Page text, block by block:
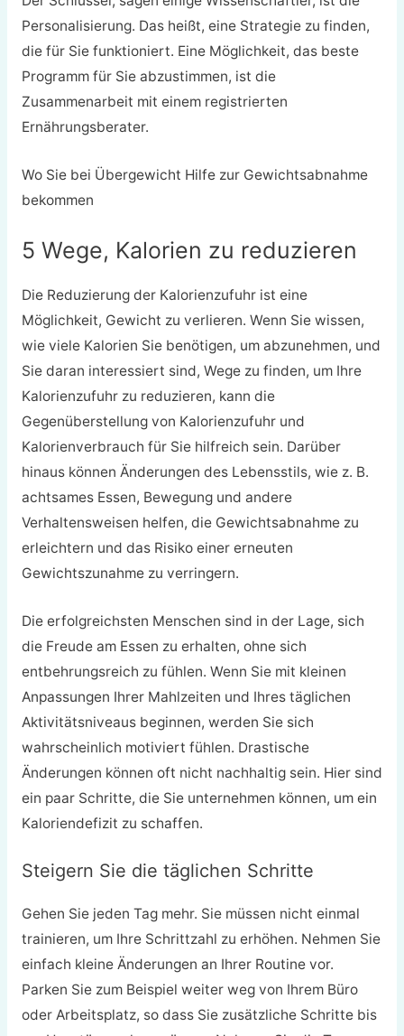
Personalisierung. Das heißt, eine Strategie zu finden,
die für Sie funktioniert. Eine Möglichkeit, das beste
Programm für Sie abzustimmen, ist die
Zusammenarbeit mit einem registrierten
Ernährungsberater.
Wo Sie bei Übergewicht Hilfe zur Gewichtsabnahme
bekommen
5 Wege, Kalorien zu reduzieren
Die Reduzierung der Kalorienzufuhr ist eine
Möglichkeit, Gewicht zu verlieren. Wenn Sie wissen,
wie viele Kalorien Sie benötigen, um abzunehmen, und
Sie daran interessiert sind, Wege zu finden, um Ihre
Kalorienzufuhr zu reduzieren, kann die
Gegenüberstellung von Kalorienzufuhr und
Kalorienverbrauch für Sie hilfreich sein. Darüber
hinaus können Änderungen des Lebensstils, wie z. B.
achtsames Essen, Bewegung und andere
Verhaltensweisen helfen, die Gewichtsabnahme zu
erleichtern und das Risiko einer erneuten
Gewichtszunahme zu verringern.
Die erfolgreichsten Menschen sind in der Lage, sich
die Freude am Essen zu erhalten, ohne sich
entbehrungsreich zu fühlen. Wenn Sie mit kleinen
Anpassungen Ihrer Mahlzeiten und Ihres täglichen
Aktivitätsniveaus beginnen, werden Sie sich
wahrscheinlich motiviert fühlen. Drastische
Änderungen können oft nicht nachhaltig sein. Hier sind
ein paar Schritte, die Sie unternehmen können, um ein
Kaloriendefizit zu schaffen.
Steigern Sie die täglichen Schritte
Gehen Sie jeden Tag mehr. Sie müssen nicht einmal
trainieren, um Ihre Schrittzahl zu erhöhen. Nehmen Sie
einfach kleine Änderungen an Ihrer Routine vor.
Parken Sie zum Beispiel weiter weg von Ihrem Büro
oder Arbeitsplatz, so dass Sie zusätzliche Schritte bis